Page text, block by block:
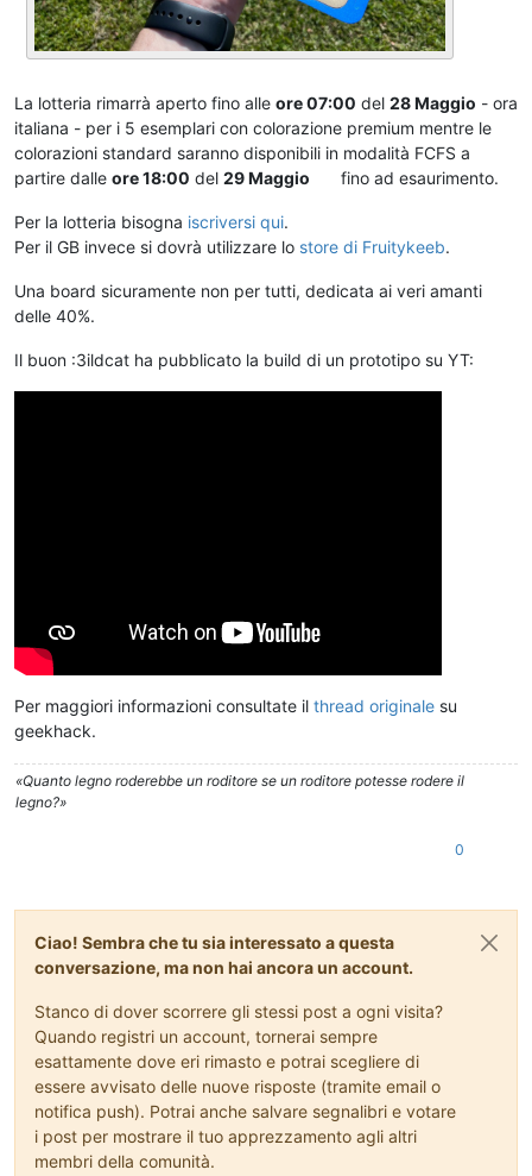
La lotteria rimarrà aperto fino alle ore 07:00 del 28 Maggio - ora
italiana - per i 5 esemplari con colorazione premium mentre le
colorazioni standard saranno disponibili in modalità FCFS a
partire dalle ore 18:00 del 29 Maggio fino ad esaurimento.
Per la lotteria bisogna iscriversi qui.
Per il GB invece si dovrà utilizzare lo store di Fruitykeeb.
Una board sicuramente non per tutti, dedicata ai veri amanti
delle 40%.
Il buon :3ildcat ha pubblicato la build di un prototipo su YT:
Per maggiori informazioni consultate il thread originale su
geekhack.
«Quanto legno roderebbe un roditore se un roditore potesse rodere il
legno?»
0
Ciao! Sembra che tu sia interessato a questa
conversazione, ma non hai ancora un account.
Stanco di dover scorrere gli stessi post a ogni visita?
Quando registri un account, tornerai sempre
esattamente dove eri rimasto e potrai scegliere di
essere avvisato delle nuove risposte (tramite email o
notifica push). Potrai anche salvare segnalibri e votare
i post per mostrare il tuo apprezzamento agli altri
membri della comunità.